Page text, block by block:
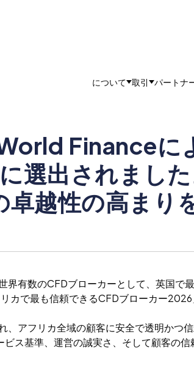
について 取引 パートナ
Financeに
選出されまし
卓越性の高まり
界有数のCFDブローカーとして、英国
カで最も信頼できるCFDブローカー2026
アフリカ全域の顧客に安全で透明かつ
ス基準、運営の誠実さ、そして顧客の